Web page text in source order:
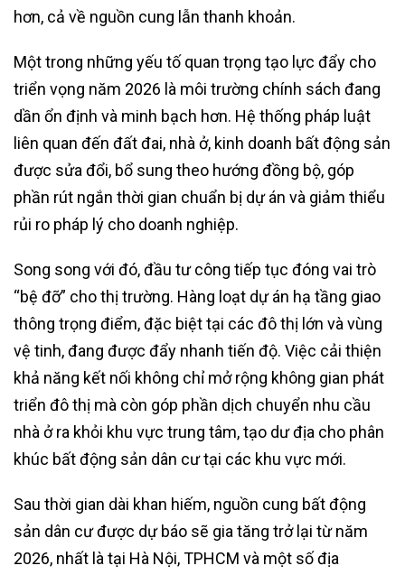
hơn, cả về nguồn cung lẫn thanh khoản.
Một trong những yếu tố quan trọng tạo lực đẩy cho
triển vọng năm 2026 là môi trường chính sách đang
dần ổn định và minh bạch hơn. Hệ thống pháp luật
liên quan đến đất đai, nhà ở, kinh doanh bất động sản
được sửa đổi, bổ sung theo hướng đồng bộ, góp
phần rút ngắn thời gian chuẩn bị dự án và giảm thiểu
rủi ro pháp lý cho doanh nghiệp.
Song song với đó, đầu tư công tiếp tục đóng vai trò
“bệ đỡ” cho thị trường. Hàng loạt dự án hạ tầng giao
thông trọng điểm, đặc biệt tại các đô thị lớn và vùng
vệ tinh, đang được đẩy nhanh tiến độ. Việc cải thiện
khả năng kết nối không chỉ mở rộng không gian phát
triển đô thị mà còn góp phần dịch chuyển nhu cầu
nhà ở ra khỏi khu vực trung tâm, tạo dư địa cho phân
khúc bất động sản dân cư tại các khu vực mới.
Sau thời gian dài khan hiếm, nguồn cung bất động
sản dân cư được dự báo sẽ gia tăng trở lại từ năm
2026, nhất là tại Hà Nội, TPHCM và một số địa